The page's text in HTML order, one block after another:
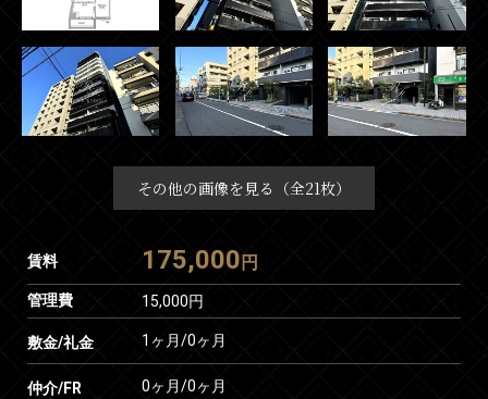
その他の画像を見る（全21枚）
賃料 175,000 円
管理費 15,000円
敷金/礼金 1ヶ月/0ヶ月
仲介/FR 0ヶ月/0ヶ月